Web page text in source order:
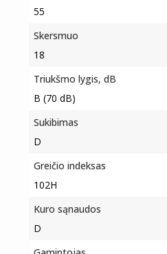
55
Skersmuo
18
Triukšmo lygis, dB
B (70 dB)
Sukibimas
D
Greičio indeksas
102H
Kuro sąnaudos
D